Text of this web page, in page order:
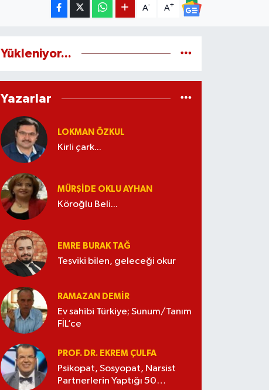
A- A+
Yükleniyor...
Yazarlar
LOKMAN ÖZKUL
Kirli çark...
MÜRŞIDE OKLU AYHAN
Köroğlu Beli...
EMRE BURAK TAĞ
Teşviki bilen, geleceği okur
RAMAZAN DEMİR
Ev sahibi Türkiye; Sunum/Tanım
FİL’ce
PROF. DR. EKREM ÇULFA
Psikopat, Sosyopat, Narsist
Partnerlerin Yaptığı 50